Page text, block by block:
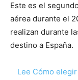
Este es el
aérea durante el
realizan durante
destino a España.
Lee Cómo